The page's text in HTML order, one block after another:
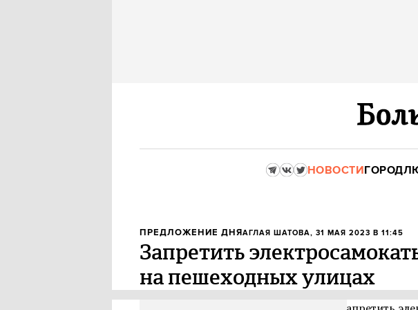
НОВОСТИГОРОД
ПРЕДЛОЖЕНИЕ ДНЯАГЛАЯ ШАТОВА, 31 МАЯ 2023 В 11:45
Запретить
на пешеходных улицах